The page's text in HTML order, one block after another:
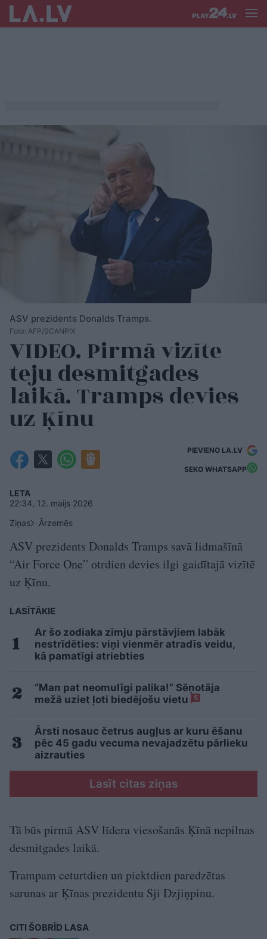
ASV prezidents Donalds Tramps.
Foto: AFP/SCANPIX
VIDEO. Pirmā vizīte
teju desmitgades
laikā. Tramps devies
uz Ķīnu
PIEVIENO LA.LV
SEKO WHATSAPP
LETA
22:34, 12. maijs 2026
Ziņas
Ārzemēs
ASV prezidents Donalds Tramps savā lidmašīnā
“Air Force One” otrdien devies ilgi gaidītajā vizītē
uz Ķīnu.
LASĪTĀKIE
Ar šo zodiaka zīmju pārstāvjiem labāk
nestrīdēties: viņi vienmēr atradīs veidu,
kā pamatīgi atriebties
“Man pat neomulīgi palika!” Sēņotāja
mežā uziet ļoti biedējošu vietu
5
Ārsti nosauc četrus augļus ar kuru ēšanu
pēc 45 gadu vecuma nevajadzētu pārlieku
aizrauties
Lasīt citas ziņas
Tā būs pirmā ASV līdera viesošanās Ķīnā nepilnas
desmitgades laikā.
Trampam ceturtdien un piektdien paredzētas
sarunas ar Ķīnas prezidentu Sji Dzjiņpinu.
CITI ŠOBRĪD LASA